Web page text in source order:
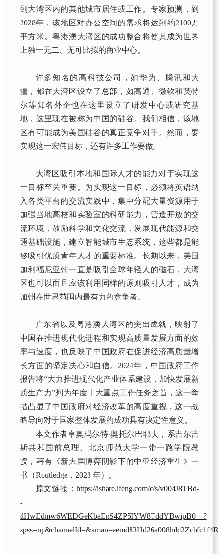
到大湾区内的其他城市居住或工作。专家预测，到
2028年，该地区对办公空间的需求将达到约2100万
平方米。粤港澳大湾区的成功整合将使其成为世界
上独一无二、无可比拟的商业中心。
许多知名的高科技公司，如华为、腾讯和大
疆，都在大湾区设立了总部，如高通、微软和英特
尔等知名外企也在这里设立了研发中心或研究基
地，这里现在被称为中国的硅谷。我们相信，该地
区有可能成为美国硅谷的真正竞争对手。然而，要
实现这一宏伟目标，还有许多工作要做。
大湾区吸引本地和国际人才的能力对于实现这
一目标至关重要。为实现这一目标，必须将英语纳
入各类平台的交流实践中，集中分配大量资源用于
加强当地高校和实验室的科研能力，营造开放的交
流环境，鼓励科学和文化交流，发展现代能源和交
通基础设施，建立智能城市生态系统，这些都是能
够吸引优质青年人才的重要标准。长期以来，美国
加利福尼亚州一直是吸引全球年轻人的磁石，大湾
区也可以而且应该利用同样的原则吸引人才，成为
加州在世界范围内最有力的竞争者。
广东省以及粤港澳大湾区的突出成就，映射了
中国在推进现代化进程和实现高质量发展方面的效
率与速度，也反映了中国政府在促进经济高质量增
长方面的坚定决心和自信。2024年，中国政府工作
报告将“大力推进现代化产业体系建设，加快发展新
质生产力”列为年度十大重点工作任务之首，这一举
措凸显了中国政府对经济改革的高度重视，这一战
略导向对于国家整体发展的成功具有决定性意义。
本文作者卓奥玛尔特·奥托尔巴耶夫，系吉尔吉
斯共和国前总理、北京师范大学一带一路学院教
授，著有《新大国博弈阴影下的中亚经济重生》一
书（Routledge，2023 年）。
原文链接：https://ishare.ifeng.com/c/s/v004J8TBd-
-
dHwEdmw6WEDGeKbaEnS4ZP5IYW8TddYBwipB0__?